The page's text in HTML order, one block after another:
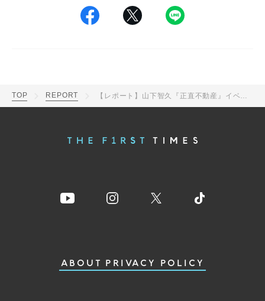
TOP REPORT
ABOUT PRIVACY POLICY